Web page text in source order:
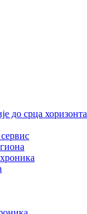
до срца хоризонта